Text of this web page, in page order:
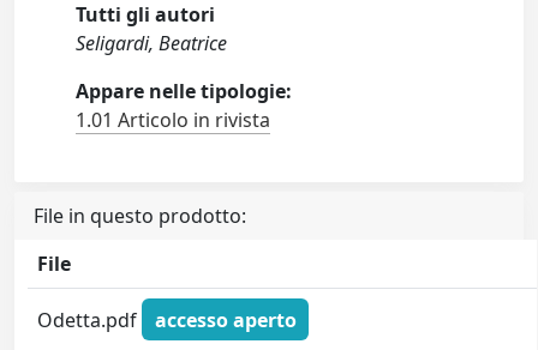
Tutti gli autori
Seligardi, Beatrice
Appare nelle tipologie:
1.01 Articolo in rivista
File in questo prodotto:
File
Odetta.pdf
accesso aperto